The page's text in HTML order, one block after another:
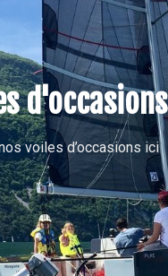
d'occasions
voiles d’occasions ici